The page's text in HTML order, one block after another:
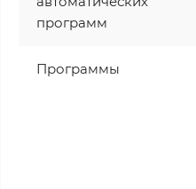
программ
Программы